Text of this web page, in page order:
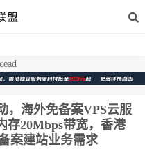
，海外免备案VPS云服
存20Mbps带宽，香港
案建站业务需求